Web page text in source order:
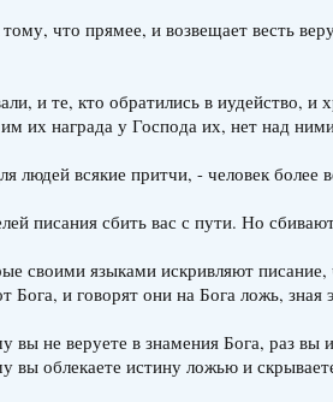
что прямее, и возвещает весть
и те, кто обратились в иудейство, и
их награда у Господа их, нет над
людей всякие притчи, - человек более
писания сбить вас с пути. Но
своими языками искривляют
Бога, и говорят они на Бога ложь, зная
не веруете в знамения Бога, раз вы
вы облекаете истину ложью и